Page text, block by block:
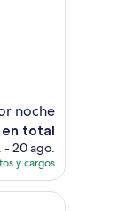
noche
total
- 20 ago.
y cargos